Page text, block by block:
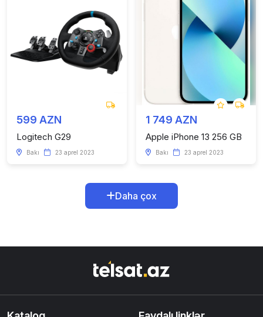
599 AZN
Logitech G29
Bakı 23 aprel 2023
1 749 AZN
Apple iPhone 13 256 GB
Bakı 23 aprel 2023
Daha çox